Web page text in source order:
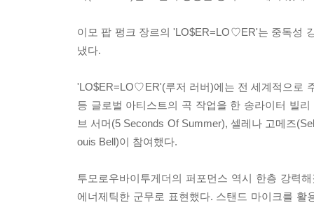
이모 팝 펑크 장르의 'LO$ER=LO♡ER'는 중독성
냈다.
'LO$ER=LO♡ER'(루저 러버)에는 전 세계적으로
등 글로벌 아티스트의 곡 작업을 한 송라이터 빌
브 서머(5 Seconds Of Summer), 셀레나 고메즈
ouis Bell)이 참여했다.
투모로우바이투게더의 퍼포먼스 역시 한층 강력
에너제틱한 군무로 표현했다. 스탠드 마이크를